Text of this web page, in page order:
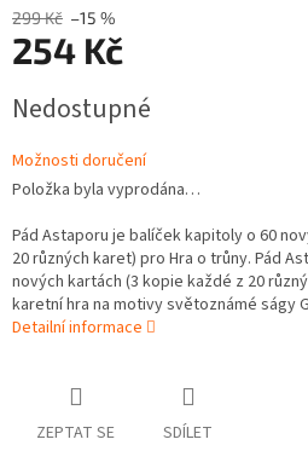
299 Kč –15 %
254 Kč
cena:
Nedostupné
Možnosti doručení
Položka byla vyprodána…
Pád Astaporu je balíček kapitoly o 60
20 různých karet) pro Hra o trůny. Pád
nových kartách (3 kopie každé z 20
karetní hra na motivy světoznámé ságy
Detailní informace
ZEPTAT SE SDÍLET